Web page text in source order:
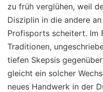
zu früh verglühen, weil
Disziplin in die andere
Profisports scheitert. Im
Traditionen,
tiefen Skepsis
gleicht ein solcher
neues Handwerk in der